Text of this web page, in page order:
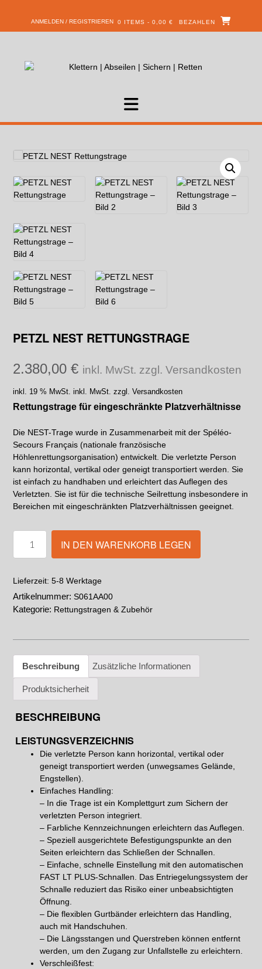
ANMELDEN / REGISTRIEREN 0 ITEMS - 0,00 € BEZAHLEN
PETZL NEST RETTUNGSTRAGE
2.380,00 € inkl. MwSt. zzgl. Versandkosten
inkl. 19 % MwSt. inkl. MwSt. zzgl. Versandkosten
Rettungstrage für eingeschränkte Platzverhältnisse
Die NEST-Trage wurde in Zusammenarbeit mit der Spéléo-
Secours Français (nationale französische
Höhlenrettungsorganisation) entwickelt. Die verletzte Person
kann horizontal, vertikal oder geneigt transportiert werden. Sie
ist einfach zu handhaben und erleichtert das Auflegen des
Verletzten. Sie ist für die technische Seilrettung insbesondere in
Bereichen mit eingeschränkten Platzverhältnissen geeignet.
IN DEN WARENKORB LEGEN
Lieferzeit: 5-8 Werktage
Artikelnummer: S061AA00
Kategorie: Rettungstragen & Zubehör
Beschreibung Zusätzliche Informationen
Produktsicherheit
BESCHREIBUNG
LEISTUNGSVERZEICHNIS
Die verletzte Person kann horizontal, vertikal oder
geneigt transportiert werden (unwegsames Gelände,
Engstellen).
Einfaches Handling:
– In die Trage ist ein Komplettgurt zum Sichern der
verletzten Person integriert.
– Farbliche Kennzeichnungen erleichtern das Auflegen.
– Speziell ausgerichtete Befestigungspunkte an den
Seiten erleichtern das Schließen der Schnallen.
– Einfache, schnelle Einstellung mit den automatischen
FAST LT PLUS-Schnallen. Das Entriegelungssystem der
Schnalle reduziert das Risiko einer unbeabsichtigten
Öffnung.
– Die flexiblen Gurtbänder erleichtern das Handling,
auch mit Handschuhen.
– Die Längsstangen und Querstreben können entfernt
werden, um den Zugang zur Unfallstelle zu erleichtern.
Verschleißfest: